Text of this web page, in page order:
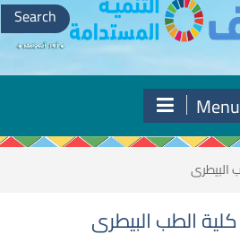
Search
for:
Menu
البيطرى
كلية الطب البيطرى